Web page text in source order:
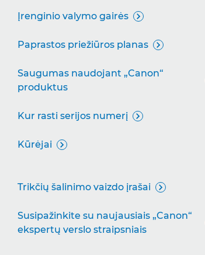
Įrenginio valymo gairės 
Paprastos priežiūros planas 
Saugumas naudojant „Canon“
produktus
Kur rasti serijos numerį 
Kūrėjai 
Trikčių šalinimo vaizdo įrašai 
Susipažinkite su naujausiais „Canon“
ekspertų verslo straipsniais